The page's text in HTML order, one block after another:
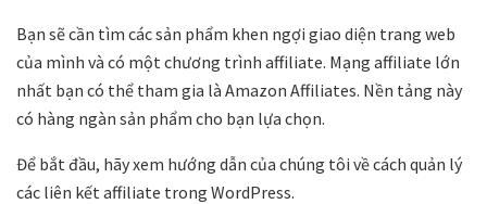
Bạn sẽ cần tìm các sản phẩm khen ngợi giao diện trang web
của mình và có một chương trình affiliate. Mạng affiliate lớn
nhất bạn có thể tham gia là Amazon Affiliates. Nền tảng này
có hàng ngàn sản phẩm cho bạn lựa chọn.
Để bắt đầu, hãy xem hướng dẫn của chúng tôi về cách quản lý
các liên kết affiliate trong WordPress.